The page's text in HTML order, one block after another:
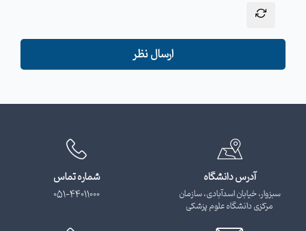
ارسال نظر
آدرس دانشگاه
سبزوار، خیابان اسدآبادی، سازمان
مرکزی دانشگاه علوم پزشکی
شماره تماس
051-44011000